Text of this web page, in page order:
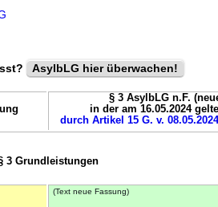
AsylbLG hier überwachen!
§ 3 AsylbLG n.F.
in der am 16.05.2024
durch Artikel 15 G. v.
3 Grundleistungen
(Text neue Fassung)